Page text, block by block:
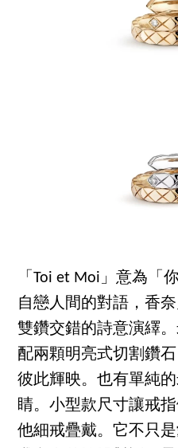
「Toi et Moi」意為「
自戀人間的對語，香
雙鑽交錯的詩意演繹
配兩顆明亮式切割鑽
彼此輝映。也有單純
睛。小型款尺寸讓戒
他細戒疊戴。它不只